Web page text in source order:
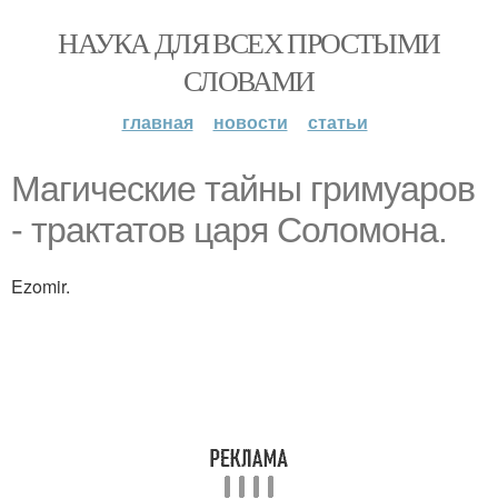
НАУКА ДЛЯ ВСЕХ ПРОСТЫМИ
СЛОВАМИ
главная новости статьи
Магические тайны гримуаров
- трактатов царя Соломона.
Ezomir.